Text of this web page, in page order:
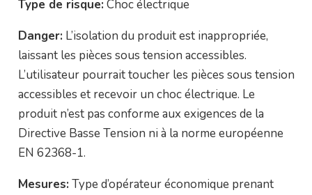
Type de risque: Choc électrique
Danger: L’isolation du produit est inappropriée,
laissant les pièces sous tension accessibles.
L’utilisateur pourrait toucher les pièces sous tension
accessibles et recevoir un choc électrique. Le
produit n’est pas conforme aux exigences de la
Directive Basse Tension ni à la norme européenne
EN 62368-1.
Mesures: Type d’opérateur économique prenant